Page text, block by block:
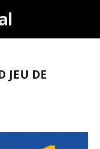
JEU DE